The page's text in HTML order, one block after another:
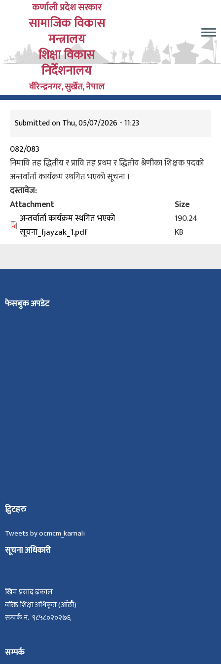
content
कर्णाली प्रदेश सरकार
सामाजिक विकास
मन्त्रालय
शिक्षा विकास
निर्देशनालय
वीरेन्द्रनगर, सुर्खेत, नेपाल
Submitted onThu, 05/07/2026 - 11:23
082/083
निमावि तह द्धितीय र प्रावि तह प्रथम र द्धितीय श्रेणीका शिक्षक पदको
अन्तर्वार्ता कार्यक्रम स्थगित भएको सूचना ।
दस्तावेज
Attachment
Size
अन्तर्वार्ता कार्यक्रम स्थगित भएको
सूचना_fjayzak_1.pdf
190.24
KB
फेसबुक अपडेट
ट्विटहरु
Tweets by ocmcm_karnali
सूचना अधिकारी
खिम प्रसाद ढकाल
वरिष्ठ शिक्षा अधिकृत (आँठौ)
सम्पर्क नं. ९८५८०२०२७६
सम्पर्क